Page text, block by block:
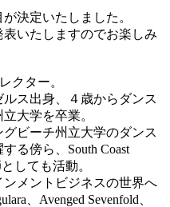
決定いたしました。
いたしますのでお楽しみ
クター。
ス出身、４歳からダンス
大学を卒業。
ビーチ州立大学のダンス
る傍ら、South Coast
しても活動。
メントビジネスの世界へ
、Avenged Sevenfold、